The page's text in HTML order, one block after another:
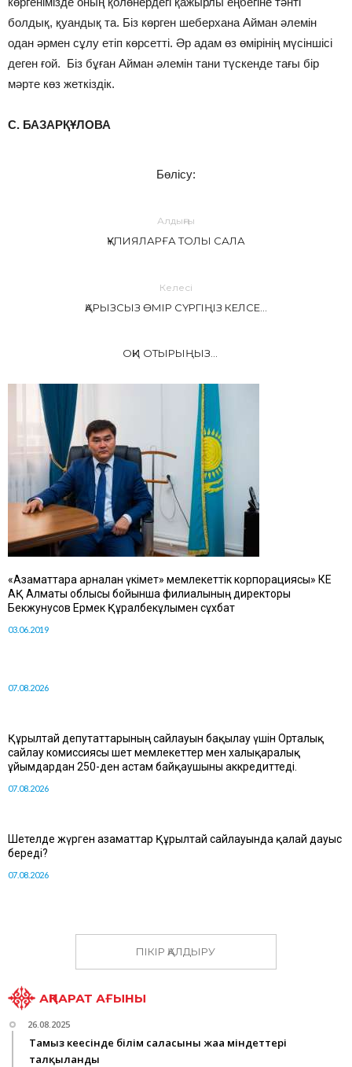
болдық, қуандық та. Біз көрген шеберхана Айман әлемін
одан әрмен сұлу етіп көрсетті. Әр адам өз өмірінің мүсіншісі
деген ғой. Біз бұған Айман әлемін тани түскенде тағы бір
мәрте көз жеткіздік.
С. БАЗАРҚҰЛОВА
Бөлісу:
Алдыңғы
ҚҰПИЯЛАРҒА ТОЛЫ САЛА
Келесі
ҚАРЫЗСЫЗ ӨМІР СҮРГІҢІЗ КЕЛСЕ…
ОҚИ ОТЫРЫҢЫЗ...
«Азаматтарға арналған үкімет» мемлекеттік корпорациясы» КЕ
АҚ Алматы облысы бойынша филиалының директоры
Бекжунусов Ермек Құралбекұлымен сұхбат
03.06.2019
07.08.2026
Құрылтай депутаттарының сайлауын бақылау үшін Орталық
сайлау комиссиясы шет мемлекеттер мен халықаралық
ұйымдардан 250-ден астам байқаушыны аккредиттеді.
07.08.2026
Шетелде жүрген азаматтар Құрылтай сайлауында қалай дауыс
береді?
07.08.2026
ПІКІР ҚАЛДЫРУ
АҚПАРАТ АҒЫНЫ
26.08.2025
Тамыз кеңесінде білім саласының жаңа міндеттері
талқыланды